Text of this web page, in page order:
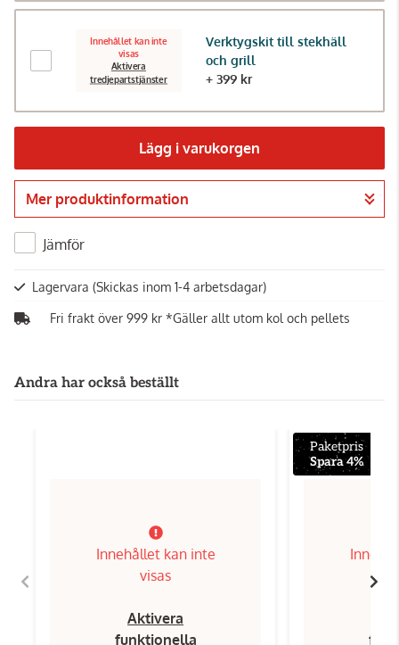
Innehållet kan inte
visas
Aktivera
tredjepartstjänster
Verktygskit till stekhäll
och grill
+ 399 kr
Lägg i varukorgen
Gå till kassan
Mer produktinformation
Jämför
Lagervara (Skickas inom 1-4 arbetsdagar)
Fri frakt över 999 kr *Gäller allt utom kol och pellets
Andra har också beställt
Innehållet kan inte
visas
Aktivera
funktionella
Paketpris
Spara 4%